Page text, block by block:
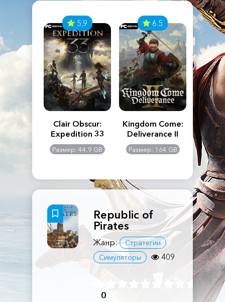
Creed
5.9
Clair Obscur:
Expedition 33
Размер: 44.9 GB
6.5
Kingdom Come:
Deliverance II
Размер: 164 GB
The
Republic of
Pirates
Жанр:
Стратегии
Симуляторы
409
0